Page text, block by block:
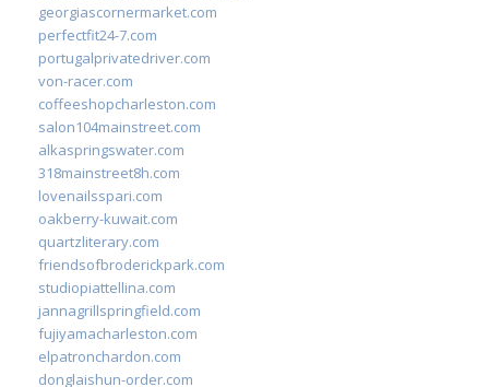
georgiascornermarket.com
perfectfit24-7.com
portugalprivatedriver.com
von-racer.com
coffeeshopcharleston.com
salon104mainstreet.com
alkaspringswater.com
318mainstreet8h.com
lovenailsspari.com
oakberry-kuwait.com
quartzliterary.com
friendsofbroderickpark.com
studiopiattellina.com
jannagrillspringfield.com
fujiyamacharleston.com
elpatronchardon.com
donglaishun-order.com